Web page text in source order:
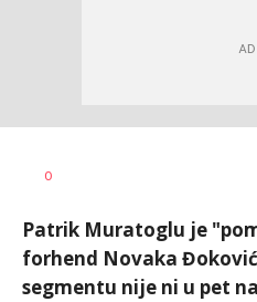
0
Patrik Muratoglu je
forhend Novaka
segmentu nije ni u pet